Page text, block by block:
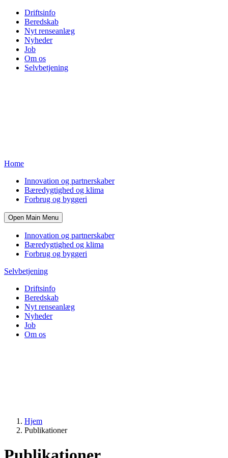
Driftsinfo
Beredskab
Nyt renseanlæg
Nyheder
Job
Om os
Selvbetjening
Home
Innovation og partnerskaber
Bæredygtighed og klima
Forbrug og byggeri
Open Main Menu
Innovation og partnerskaber
Bæredygtighed og klima
Forbrug og byggeri
Selvbetjening
Driftsinfo
Beredskab
Nyt renseanlæg
Nyheder
Job
Om os
Hjem
Publikationer